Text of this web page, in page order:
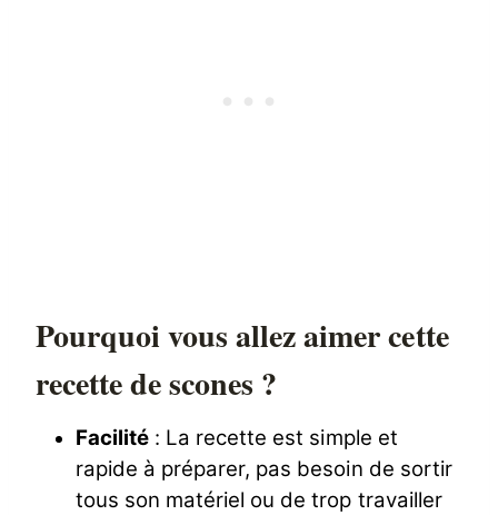
Pourquoi vous allez aimer cette
recette de scones ?
Facilité : La recette est simple et
rapide à préparer, pas besoin de sortir
tous son matériel ou de trop travailler